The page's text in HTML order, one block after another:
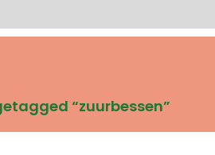
“zuurbessen”